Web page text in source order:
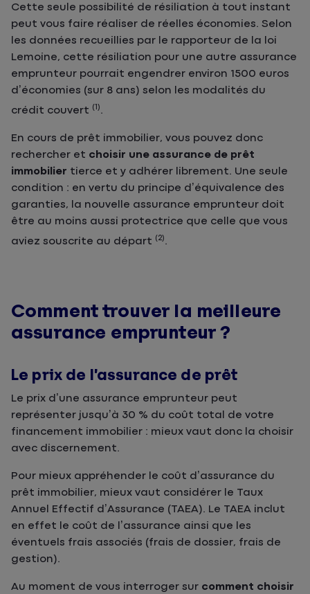
Cette seule possibilité de résiliation à tout instant
peut vous faire réaliser de réelles économies. Selon
les données recueillies par le rapporteur de la loi
Lemoine, cette résiliation pour une autre assurance
emprunteur pourrait engendrer environ 1500 euros
d’économies (sur 8 ans) selon les modalités du
crédit couvert (1).
En cours de prêt immobilier, vous pouvez donc
rechercher et choisir une assurance de prêt
immobilier tierce et y adhérer librement. Une seule
condition : en vertu du principe d’équivalence des
garanties, la nouvelle assurance emprunteur doit
être au moins aussi protectrice que celle que vous
aviez souscrite au départ (2).
Comment trouver la meilleure
assurance emprunteur ?
Le prix de l’assurance de prêt
Le prix d’une assurance emprunteur peut
représenter jusqu’à 30 % du coût total de votre
financement immobilier : mieux vaut donc la choisir
avec discernement.
Pour mieux appréhender le coût d’assurance du
prêt immobilier, mieux vaut considérer le Taux
Annuel Effectif d’Assurance (TAEA). Le TAEA inclut
en effet le coût de l’assurance ainsi que les
éventuels frais associés (frais de dossier, frais de
gestion).
Au moment de vous interroger sur comment choisir